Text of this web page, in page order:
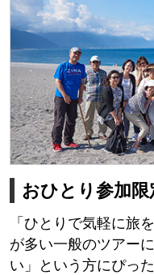
おひとり参加限
「ひとりで気軽に旅
が多い一般のツアー
い」という方にぴっ